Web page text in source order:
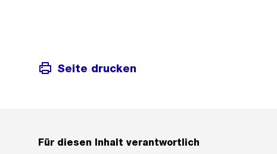
Seite drucken
Für diesen Inhalt verantwortlich